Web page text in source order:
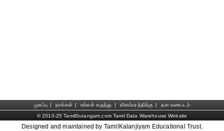
முகப்பு | நாங்கள் | உங்கள் கருத்து | விளம்பரத்திற்கு |
தள வரைபடம்
© 2010-25 TamilSurangam.com Tamil Data Warehouse Website
Designed and maintained by TamilKalanjiyam Educational Trust.